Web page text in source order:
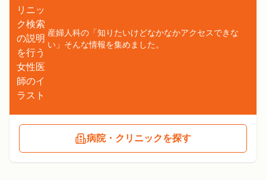
産婦人科の「知りたいけどなかなかアクセスできな
い」そんな情報を集めました。
病院・クリニックを探す